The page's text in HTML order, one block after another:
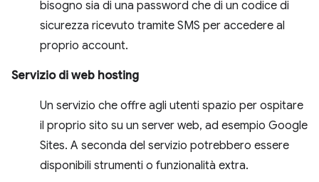
bisogno sia di una password che di un codice di
sicurezza ricevuto tramite SMS per accedere al
proprio account.
Servizio di web hosting
Un servizio che offre agli utenti spazio per ospitare
il proprio sito su un server web, ad esempio Google
Sites. A seconda del servizio potrebbero essere
disponibili strumenti o funzionalità extra.